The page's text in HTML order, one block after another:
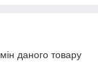
даного товару